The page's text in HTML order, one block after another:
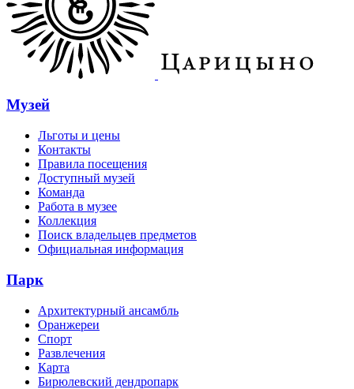
Музей
Льготы и цены
Контакты
Правила посещения
Доступный музей
Команда
Работа в музее
Коллекция
Поиск владельцев предметов
Официальная информация
Парк
Архитектурный ансамбль
Оранжереи
Спорт
Развлечения
Карта
Бирюлевский дендропарк